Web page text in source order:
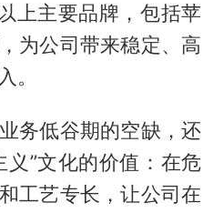
上主要品牌，包括苹
为公司带来稳定、高
。
务低谷期的空缺，还
义”文化的价值：在危
工艺专长，让公司在